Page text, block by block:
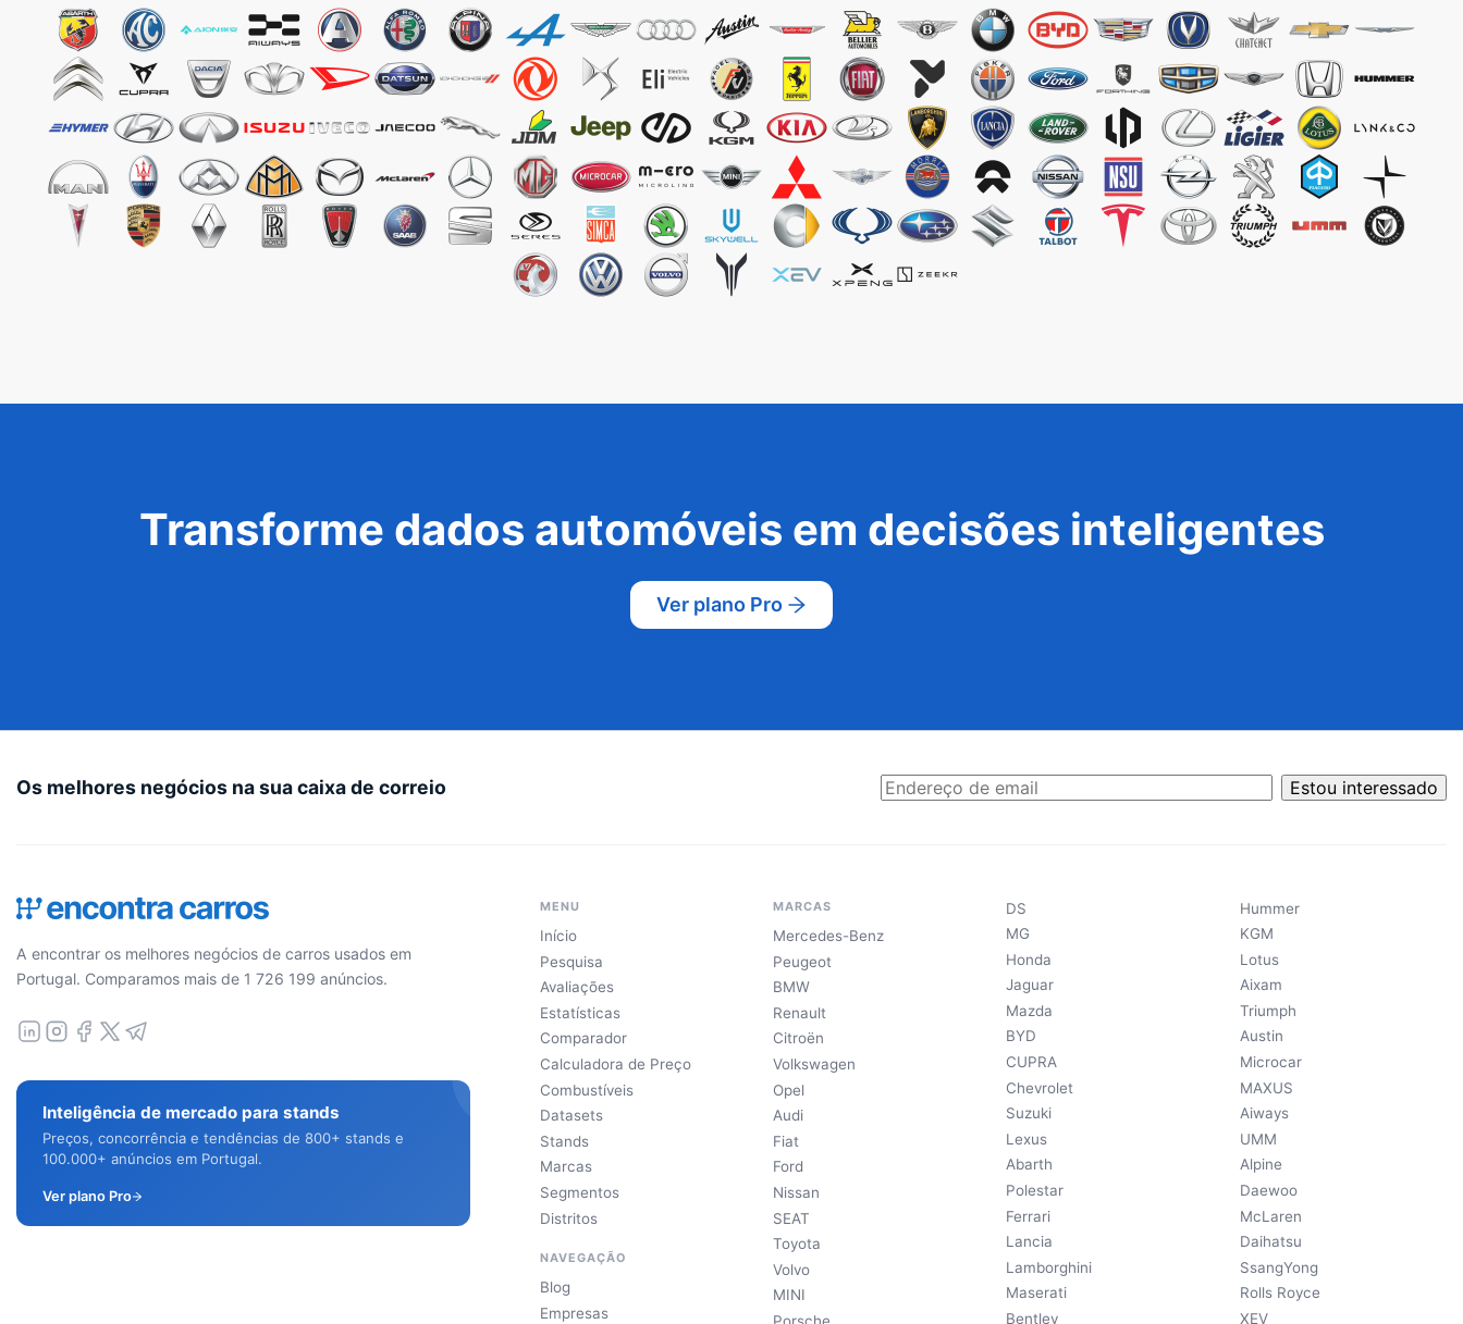
Transforme dados automóveis em decisões inteligentes
Ver plano Pro
Os melhores negócios na sua caixa de correio Estou interessado
A encontrar os melhores negócios de carros usados em
Portugal. Comparamos mais de 1 726 199 anúncios.
Inteligência de mercado para stands
Preços, concorrência e tendências de 800+ stands e
100.000+ anúncios em Portugal.
Ver plano Pro
MENU
Início
Pesquisa
Avaliações
Estatísticas
Comparador
Calculadora de Preço
Combustíveis
Datasets
Stands
Marcas
Segmentos
Distritos
NAVEGAÇÃO
Blog
Empresas
MARCAS
Mercedes-Benz
Peugeot
BMW
Renault
Citroën
Volkswagen
Opel
Audi
Fiat
Ford
Nissan
SEAT
Toyota
Volvo
MINI
DS
MG
Honda
Jaguar
Mazda
BYD
CUPRA
Chevrolet
Suzuki
Lexus
Abarth
Polestar
Ferrari
Lancia
Lamborghini
Maserati
Bentley
Hummer
KGM
Lotus
Aixam
Triumph
Austin
Microcar
MAXUS
Aiways
UMM
Alpine
Daewoo
McLaren
Daihatsu
SsangYong
Rolls Royce
XEV